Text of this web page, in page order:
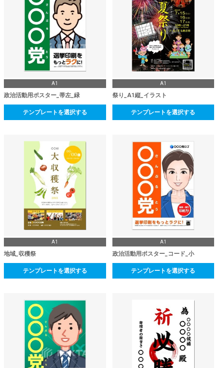
A1
政治活動用ポスター_帯左_緑
テンプレートを選択する
A1
祭り_A1縦_イラスト
テンプレートを選択する
A1
地域_収穫祭
テンプレートを選択する
A1
政治活動用ポスター_コード_小
テンプレートを選択する